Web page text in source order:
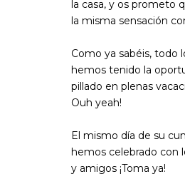
la casa, y os prometo
la misma sensación
Como ya sabéis, todo
hemos tenido la
pillado en plenas
Ouh yeah!
El mismo día de su
hemos celebrado con
y amigos ¡Toma ya!